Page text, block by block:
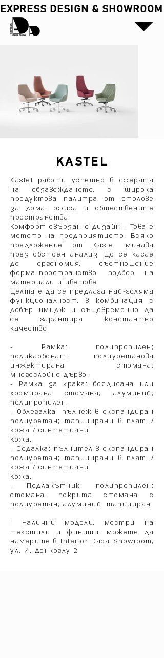
EXPRESS DESIGN & SHOWROOM
KASTEL
Kastel работи успешно в сферата
на обзавеждането, с широка
продуктова палитра от столове
за дома, офиса и обществените
пространства.
Комфорт свързан с дизайн - Това е
мотото на предприятието. Всяко
предложение от Kastel минава
през обстоен анализ, що се касае
до ергономия, съотношение
форма-пространство, подбор на
материали и цветове.
Целта е да се предлага най-голяма
функционалност, в комбинация с
добър имидж и същевременно да
се гарантира константно
качество.
- Рамка: полипропилен;
поликарбонат; полиуретанова
инжектирана стомана;
многослойно дърво.
- Рамка за крака: боядисана или
хромирана стомана; алуминий;
полипропилен.
- Облегалка: пълнеж в експандиран
полиуретан; тапицирани в плат /
кожа / синтетични
Кожа.
- Седалка: пълнител в експандиран
полиуретан; тапицирани в плат /
кожа / синтетични
Кожа.
- Подлакътник: полипропилен;
стомана; покрита стомана с
полиуретан; алуминий; тапициран
| Налични модели, мостри на
текстили и финиши, можете да
намерите в Interior Dada Showroom,
ул. И. Денкоглу 2